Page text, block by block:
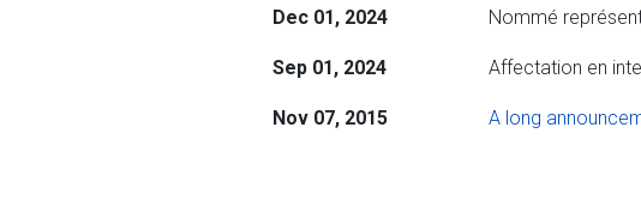
Dec 01, 2024 Nommé
Sep 01, 2024 Affectation en
Nov 07, 2015 A long